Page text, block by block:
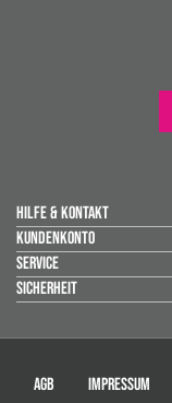
HILFE & KONTAKT
KUNDENKONTO
SERVICE
SICHERHEIT
AGB IMPRESSUM